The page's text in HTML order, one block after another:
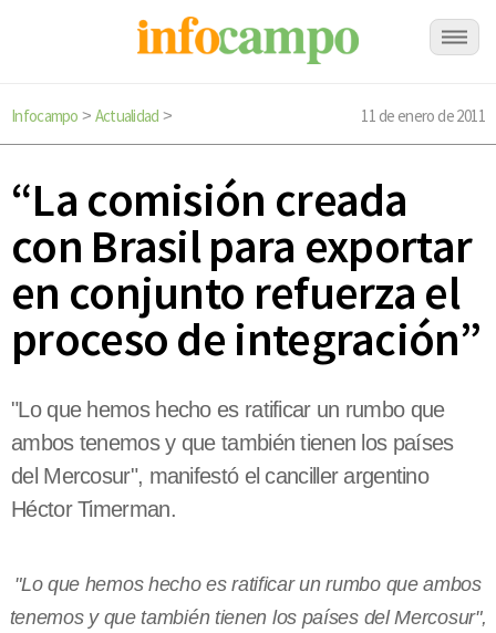
Infocampo > Actualidad > 11 de enero de 2011
“La comisión creada
con Brasil para exportar
en conjunto refuerza el
proceso de integración”
"Lo que hemos hecho es ratificar un rumbo que
ambos tenemos y que también tienen los países
del Mercosur", manifestó el canciller argentino
Héctor Timerman.
"Lo que hemos hecho es ratificar un rumbo que ambos
tenemos y que también tienen los países del Mercosur",